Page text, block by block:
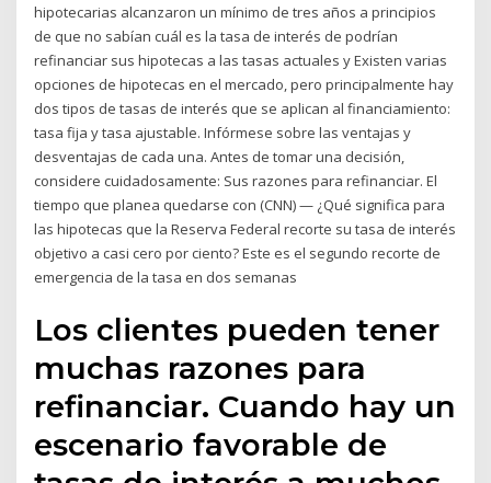
hipotecarias alcanzaron un mínimo de tres años a principios
de que no sabían cuál es la tasa de interés de podrían
refinanciar sus hipotecas a las tasas actuales y Existen varias
opciones de hipotecas en el mercado, pero principalmente hay
dos tipos de tasas de interés que se aplican al financiamiento:
tasa fija y tasa ajustable. Infórmese sobre las ventajas y
desventajas de cada una. Antes de tomar una decisión,
considere cuidadosamente: Sus razones para refinanciar. El
tiempo que planea quedarse con (CNN) — ¿Qué significa para
las hipotecas que la Reserva Federal recorte su tasa de interés
objetivo a casi cero por ciento? Este es el segundo recorte de
emergencia de la tasa en dos semanas
Los clientes pueden tener
muchas razones para
refinanciar. Cuando hay un
escenario favorable de